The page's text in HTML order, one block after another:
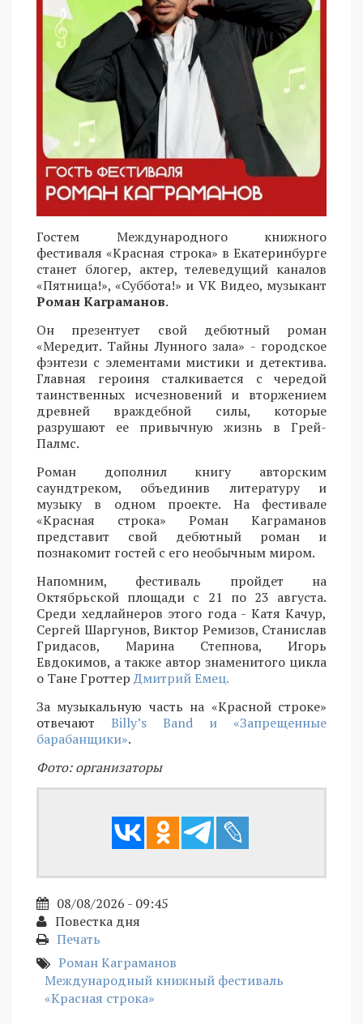
Гостем Международного книжного
фестиваля «Красная строка» в Екатеринбурге
станет блогер, актер, телеведущий каналов
«Пятница!», «Суббота!» и VK Видео, музыкант
Роман Каграманов.
Он презентует свой дебютный роман
«Мередит. Тайны Лунного зала» - городское
фэнтези с элементами мистики и детектива.
Главная героиня сталкивается с чередой
таинственных исчезновений и вторжением
древней враждебной силы, которые
разрушают ее привычную жизнь в Грей-
Палмс.
Роман дополнил книгу авторским
саундтреком, объединив литературу и
музыку в одном проекте. На фестивале
«Красная строка» Роман Каграманов
представит свой дебютный роман и
познакомит гостей с его необычным миром.
Напомним, фестиваль пройдет на
Октябрьской площади с 21 по 23 августа.
Среди хедлайнеров этого года - Катя Качур,
Сергей Шаргунов, Виктор Ремизов, Станислав
Гридасов, Марина Степнова, Игорь
Евдокимов, а также автор знаменитого цикла
о Тане ГроттерДмитрий Емец.
За музыкальную часть на «Красной строке»
отвечают Billy’s Band и «Запрещенные
барабанщики».
Фото: организаторы
08/08/2026 - 09:45
Повестка дня
Печать
Роман Каграманов
Международный книжный фестиваль
«Красная строка»